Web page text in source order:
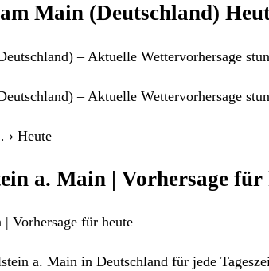
Main (Deutschland)
– Aktuelle Wettervorhersage
– Aktuelle Wettervorhersage
› Heute
a. Main | Vorhersage für
Vorhersage für heute
a. Main in Deutschland für jede